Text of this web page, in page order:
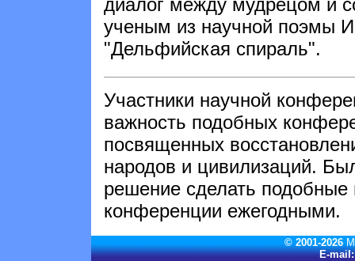
диалог между мудрецом и
ученым из научной поэмы
"Дельфийская спираль".
Участники научной
важность подобных
посвященных
народов и цивилизаций.
решение сделать подобные
конференции ежегодными.
© 2001-2026
E-